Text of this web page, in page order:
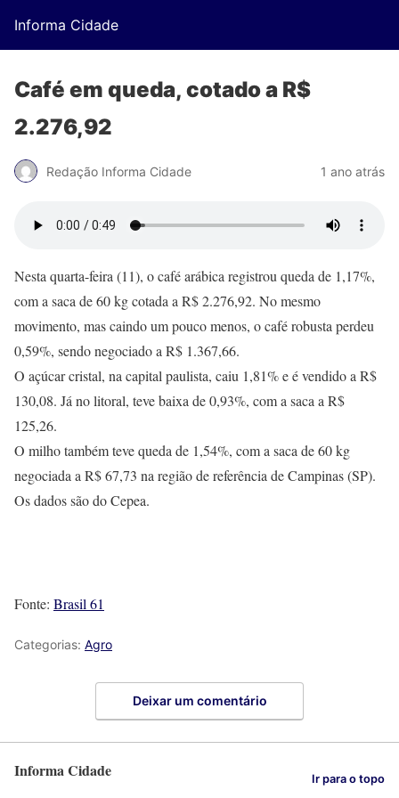
Informa Cidade
Café em queda, cotado a R$
2.276,92
Redação Informa Cidade 1 ano atrás
Nesta quarta-feira (11), o café arábica registrou queda de 1,17%,
com a saca de 60 kg cotada a R$ 2.276,92. No mesmo
movimento, mas caindo um pouco menos, o café robusta perdeu
0,59%, sendo negociado a R$ 1.367,66.
O açúcar cristal, na capital paulista, caiu 1,81% e é vendido a R$
130,08. Já no litoral, teve baixa de 0,93%, com a saca a R$
125,26.
O milho também teve queda de 1,54%, com a saca de 60 kg
negociada a R$ 67,73 na região de referência de Campinas (SP).
Os dados são do Cepea.
Fonte: Brasil 61
Categorias: Agro
Deixar um comentário
Informa Cidade Ir para o topo